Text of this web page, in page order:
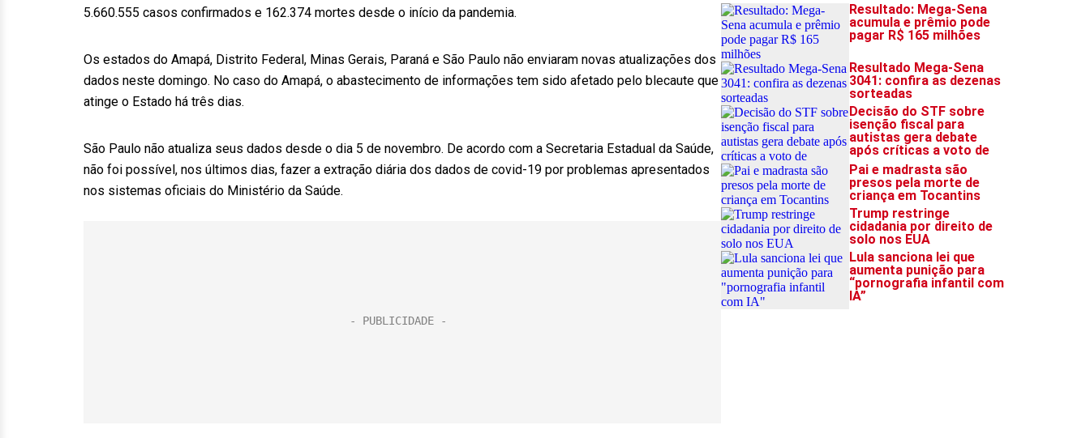
5.660.555 casos confirmados e 162.374 mortes desde o início da pandemia.
Os estados do Amapá, Distrito Federal, Minas Gerais, Paraná e São Paulo não enviaram novas atualizações dos
dados neste domingo. No caso do Amapá, o abastecimento de informações tem sido afetado pelo blecaute que
atinge o Estado há três dias.
São Paulo não atualiza seus dados desde o dia 5 de novembro. De acordo com a Secretaria Estadual da Saúde,
não foi possível, nos últimos dias, fazer a extração diária dos dados de covid-19 por problemas apresentados
nos sistemas oficiais do Ministério da Saúde.